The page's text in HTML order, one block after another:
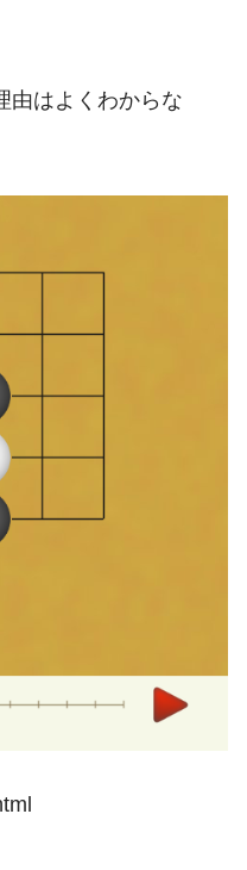
由はよくわからな